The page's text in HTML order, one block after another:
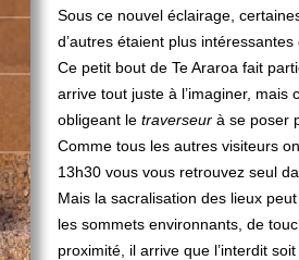
Sous ce nouvel éclairage,
d’autres étaient plus
Ce petit bout de Te Araroa fait
arrive tout juste à l’imaginer, mais
obligeant le traverseur à se poser
Comme tous les autres visiteurs
13h30 vous vous retrouvez seul
Mais la sacralisation des lieux
les sommets environnants, de
proximité, il arrive que l’interdit